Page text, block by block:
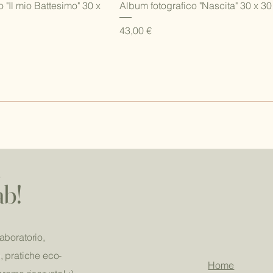
rapida
"Il mio Battesimo" 30 x
Vista rapida
Album fotografico "Nascita" 30 x 30
Prezzo
43,00 €
pratiche eco-
Home